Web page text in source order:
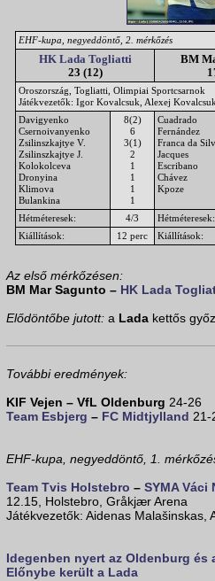
EHF-kupa, negyeddöntő, 2. mérkőzés
HK Lada Togliatti
23 (12)
BM
Oroszország, Togliatti, Olimpiai Sportcsarnok
Játékvezetők: Igor Kovalcsuk, Alexej
Davigyenko
Csernoivanyenko
Zsilinszkajtye V.
Zsilinszkajtye J.
Kolokolceva
Dronyina
Klimova
Bulankina
8(2)
6
3(1)
2
1
1
1
1
Cuadrado
Fernández
Franca da
Jacques
Escribano
Chávez
Kpoze
Hétméteresek: 4/3 Hétméteresek:
Kiállítások:
12 perc Kiállítások:
Az első mérkőzésen:
BM Mar Sagunto – HK Lada
Elődöntőbe jutott: a Lada kettős
További eredmények:
KIF Vejen – VfL Oldenburg 24-26
Team Esbjerg – FC Midtjylland 21-
EHF-kupa, negyeddöntő, 1.
Team Tvis Holstebro – SYMA Váci
12.15, Holstebro, Gråkjær Arena
Játékvezetők: Aidenas Malašinskas,
Idegenben nyert az Oldenburg és
Előnybe került a Lada